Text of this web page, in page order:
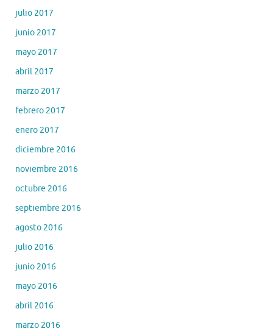
julio 2017
junio 2017
mayo 2017
abril 2017
marzo 2017
febrero 2017
enero 2017
diciembre 2016
noviembre 2016
octubre 2016
septiembre 2016
agosto 2016
julio 2016
junio 2016
mayo 2016
abril 2016
marzo 2016